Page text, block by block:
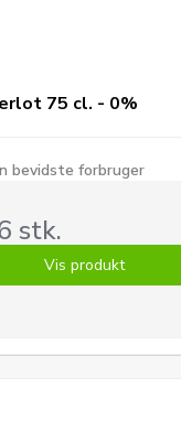
75 cl. - 0%
bevidste forbruger
stk.
Vis produkt